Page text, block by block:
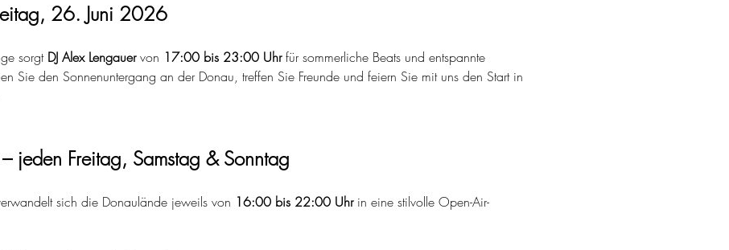
26. Juni 2026
sorgt DJ Alex Lengauer von 17:00 bis 23:00 Uhr für sommerliche Beats und entspannte
Sie den Sonnenuntergang an der Donau, treffen Sie Freunde und feiern Sie mit uns den Start in
jeden Freitag, Samstag & Sonntag
sich die Donaulände jeweils von 16:00 bis 22:00 Uhr in eine stilvolle Open-Air-